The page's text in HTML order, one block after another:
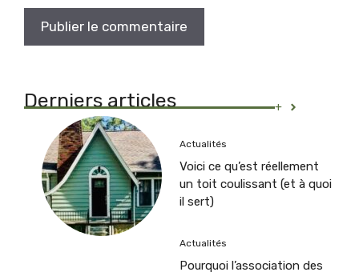
Derniers articles +
Actualités
Voici ce qu’est réellement
un toit coulissant (et à quoi
il sert)
Actualités
Pourquoi l’association des